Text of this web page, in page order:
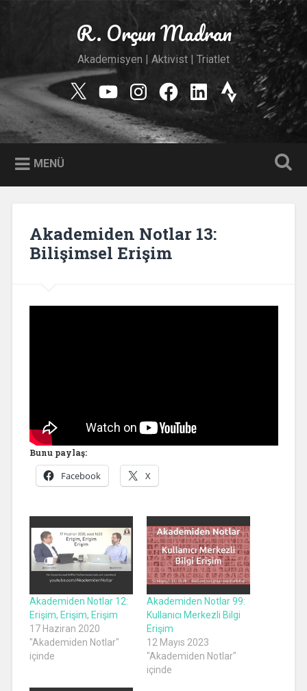
R. Orçun Madran
Akademisyen | Aktivist | Triatlet
TwitterYouTube
Instagram
Facebook
Linkedin
Strava
MENÜ
Akademiden Notlar 13:
Bilişimsel Erişim
Bunu paylaş:
Facebook X
Akademiden Notlar 12:
Erişim, Erişim, Erişim
17 Haziran 2020
"Akademiden Notlar"
içinde
Akademiden Notlar 99:
Kullanıcı Merkezli Bilgi
Erişim
12 Mayıs 2023
"Akademiden Notlar"
içinde